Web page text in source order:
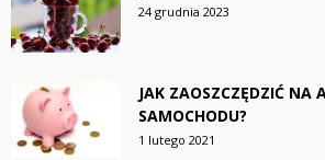
24 grudnia 2023
JAK ZAOSZCZĘDZIĆ NA
SAMOCHODU?
1 lutego 2021